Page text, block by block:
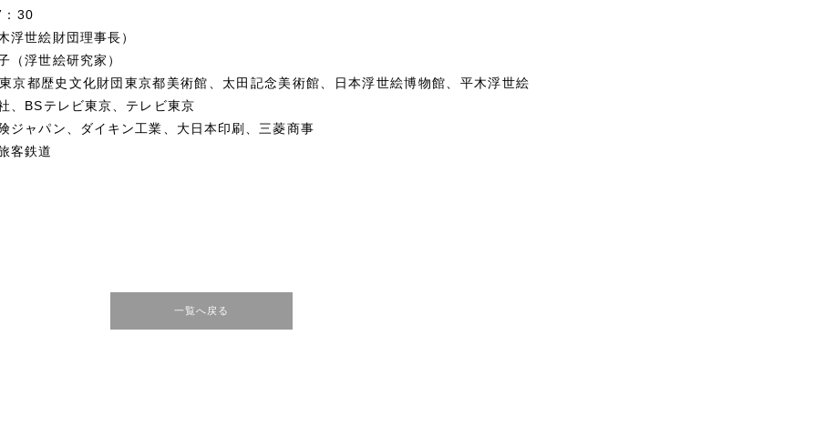
：30
浮世絵財団理事長）
（浮世絵研究家）
京都歴史文化財団東京都美術館、太田記念美術館、日本浮世絵博物館、平木浮世絵
、BSテレビ東京、テレビ東京
ジャパン、ダイキン工業、大日本印刷、三菱商事
客鉄道
一覧へ戻る